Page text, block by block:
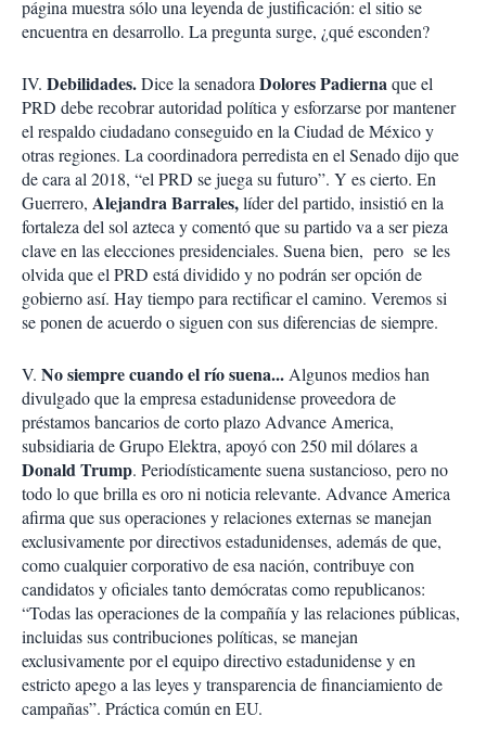
página muestra sólo una leyenda de justificación: el sitio se
encuentra en desarrollo. La pregunta surge, ¿qué esconden?
IV. Debilidades.Dice la senadora Dolores Padiernaque el
PRD debe recobrar autoridad política y esforzarse por mantener
el respaldo ciudadano conseguido en la Ciudad de México y
otras regiones. La coordinadora perredista en el Senado dijo que
de cara al 2018, “el PRD se juega su futuro”. Y es cierto. En
Guerrero, Alejandra Barrales,líder del partido, insistió en la
fortaleza del sol azteca y comentó que su partido va a ser pieza
clave en las elecciones presidenciales. Suena bien, pero se les
olvida que el PRD está dividido y no podrán ser opción de
gobierno así. Hay tiempo para rectificar el camino. Veremos si
se ponen de acuerdo o siguen con sus diferencias de siempre.
V. No siempre cuando el río suena... Algunos medios han
divulgado que la empresa estadunidense proveedora de
préstamos bancarios de corto plazo Advance America,
subsidiaria de Grupo Elektra, apoyó con 250 mil dólares a
Donald Trump. Periodísticamente suena sustancioso, pero no
todo lo que brilla es oro ni noticia relevante. Advance America
afirma que sus operaciones y relaciones externas se manejan
exclusivamente por directivos estadunidenses, además de que,
como cualquier corporativo de esa nación, contribuye con
candidatos y oficiales tanto demócratas como republicanos:
“Todas las operaciones de la compañía y las relaciones públicas,
incluidas sus contribuciones políticas, se manejan
exclusivamente por el equipo directivo estadunidense y en
estricto apego a las leyes y transparencia de financiamiento de
campañas”. Práctica común en EU.